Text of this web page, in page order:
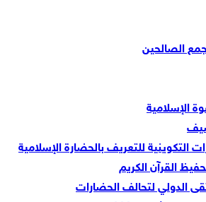
الصالحين
الإسلامية
التكوينية للتعريف بالحضارة الإسلامية
القرآن الكريم
الدولي لتحالف الحضارات